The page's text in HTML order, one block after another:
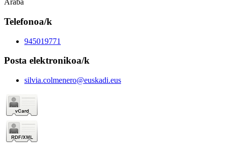
Araba
Telefonoa/k
945019771
Posta elektronikoa/k
silvia.colmenero@euskadi.eus